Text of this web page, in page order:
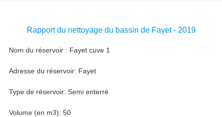
Rapport du nettoyage du bassin de Fayet - 2019
Nom du réservoir : Fayet cuve 1
Adresse du réservoir: Fayet
Type de réservoir: Semi enterré
Volume (en m3): 50